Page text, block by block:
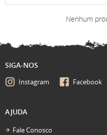
Nenhum
SIGA-NOS
Instagram Facebook
AJUDA
Fale Conosco